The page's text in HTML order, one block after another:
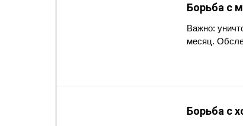
Борьба с
Важно:
месяц.
Борьба с